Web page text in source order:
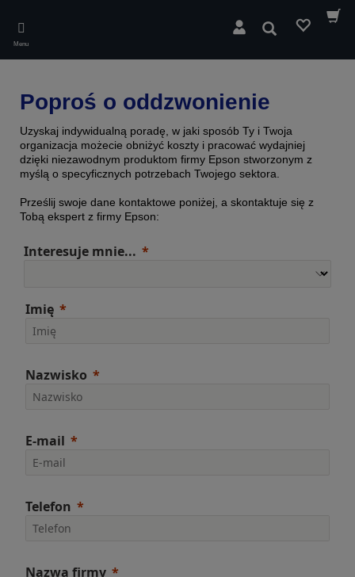
main
content
Menu
Wyszukaj
Poproś o oddzwonienie
Uzyskaj indywidualną poradę, w jaki sposób Ty i Twoja
organizacja możecie obniżyć koszty i pracować wydajniej
dzięki niezawodnym produktom firmy Epson stworzonym z
myślą o specyficznych potrzebach Twojego sektora.
Prześlij swoje dane kontaktowe poniżej, a skontaktuje się z
Tobą ekspert z firmy Epson:
Interesuje mnie...
Imię
Nazwisko
E-mail
Telefon
Nazwa firmy